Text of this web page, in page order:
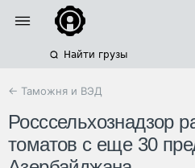
Найти грузы
← Таможня и ВЭД
Росссельхознадзор
томатов с еще 30